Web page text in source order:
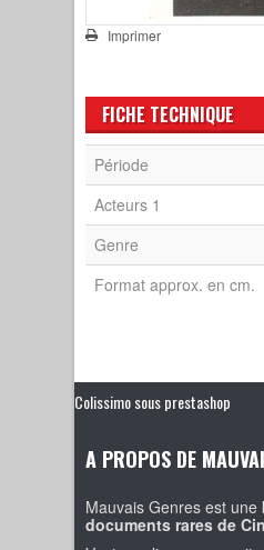
Imprimer
FICHE TECHNIQUE
Période
Acteurs 1
Genre
Format approx. en cm.
Colissimo sous prestashop
A PROPOS DE
Mauvais Genres est une
documents rares de